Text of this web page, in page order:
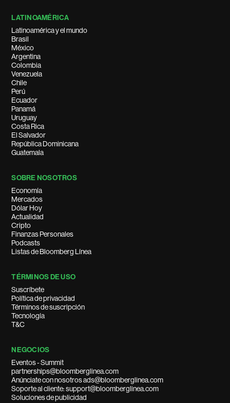
LATINOAMÉRICA
Latinoamérica y el mundo
Brasil
México
Argentina
Colombia
Venezuela
Chile
Perú
Ecuador
Panamá
Uruguay
Costa Rica
El Salvador
República Dominicana
Guatemala
SOBRE NOSOTROS
Economía
Mercados
Dólar Hoy
Actualidad
Cripto
Finanzas Personales
Podcasts
Listas de Bloomberg Línea
TÉRMINOS DE USO
Suscríbete
Política de privacidad
Términos de suscripción
Tecnología
T&C
NEGOCIOS
Eventos - Summit
partnerships@bloomberglinea.com
Anúnciate con nosotros ads@bloomberglinea.com
Soporte al cliente: support@bloomberglinea.com
Soluciones de publicidad